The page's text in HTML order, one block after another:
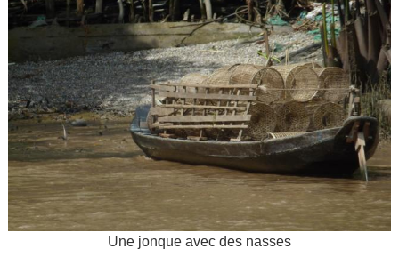
Une jonque avec des nasses